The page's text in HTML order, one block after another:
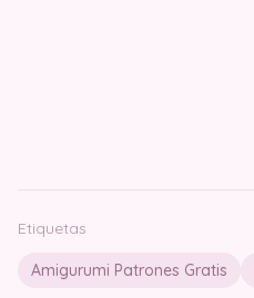
Etiquetas
Amigurumi Patrones Gratis